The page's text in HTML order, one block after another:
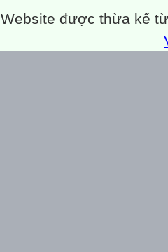
Website được thừa kế